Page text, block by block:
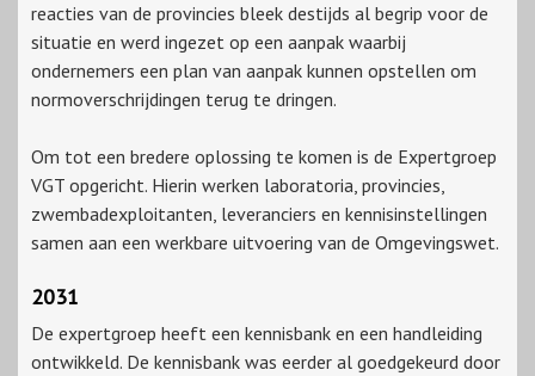
reacties van de provincies bleek destijds al begrip voor de
situatie en werd ingezet op een aanpak waarbij
ondernemers een plan van aanpak kunnen opstellen om
normoverschrijdingen terug te dringen.
Om tot een bredere oplossing te komen is de Expertgroep
VGT opgericht. Hierin werken laboratoria, provincies,
zwembadexploitanten, leveranciers en kennisinstellingen
samen aan een werkbare uitvoering van de Omgevingswet.
2031
De expertgroep heeft een kennisbank en een handleiding
ontwikkeld. De kennisbank was eerder al goedgekeurd door